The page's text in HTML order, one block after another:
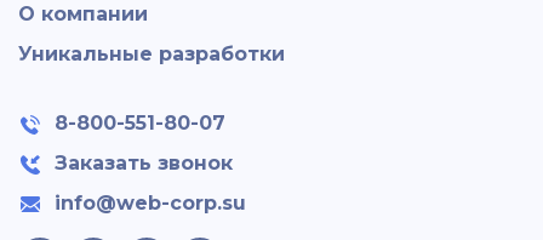
О компании
Уникальные разработки
8-800-551-80-07
Заказать звонок
info@web-corp.su